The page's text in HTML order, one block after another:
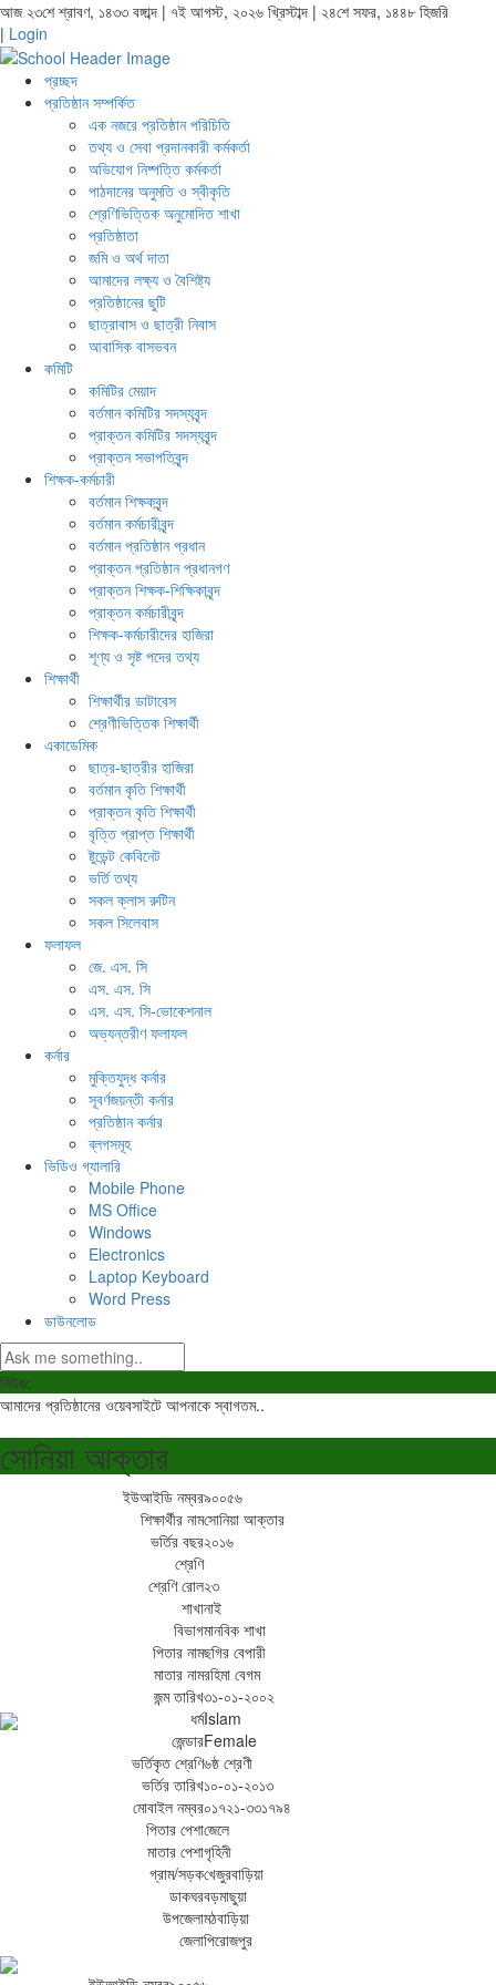
আজ ২৩শে শ্রাবণ, ১৪৩৩ বঙ্গাব্দ | ৭ই আগস্ট, ২০২৬ খ্রিস্টাব্দ | ২৪শে সফর, ১৪৪৮ হিজরি
| Login
প্রচ্ছদ
প্রতিষ্ঠান সম্পর্কিত
এক নজরে প্রতিষ্ঠান পরিচিতি
তথ্য ও সেবা প্রদানকারী কর্মকর্তা
অভিযোগ নিষ্পত্তি কর্মকর্তা
পাঠদানের অনুমতি ও স্বীকৃতি
শ্রেণিভিত্তিক অনুমোদিত শাখা
প্রতিষ্ঠাতা
জমি ও অর্থ দাতা
আমাদের লক্ষ্য ও বৈশিষ্ট্য
প্রতিষ্ঠানের ছুটি
ছাত্রাবাস ও ছাত্রী নিবাস
আবাসিক বাসভবন
কমিটি
কমিটির মেয়াদ
বর্তমান কমিটির সদস্যবৃন্দ
প্রাক্তন কমিটির সদস্যবৃন্দ
প্রাক্তন সভাপতিবৃন্দ
শিক্ষক-কর্মচারী
বর্তমান শিক্ষকবৃন্দ
বর্তমান কর্মচারীবৃন্দ
বর্তমান প্রতিষ্ঠান প্রধান
প্রাক্তন প্রতিষ্ঠান প্রধানগণ
প্রাক্তন শিক্ষক-শিক্ষিকাবৃন্দ
প্রাক্তন কর্মচারীবৃন্দ
শিক্ষক-কর্মচারীদের হাজিরা
শূণ্য ও সৃষ্ট পদের তথ্য
শিক্ষার্থী
শিক্ষার্থীর ডাটাবেস
শ্রেণীভিত্তিক শিক্ষার্থী
একাডেমিক
ছাত্র-ছাত্রীর হাজিরা
বর্তমান কৃতি শিক্ষার্থী
প্রাক্তন কৃতি শিক্ষার্থী
বৃত্তি প্রাপ্ত শিক্ষার্থী
ষ্টুডেন্ট কেবিনেট
ভর্তি তথ্য
সকল ক্লাস রুটিন
সকল সিলেবাস
ফলাফল
জে. এস. সি
এস. এস. সি
এস. এস. সি-ভোকেশনাল
অভ্যন্তরীণ ফলাফল
কর্নার
মুক্তিযুদ্ধ কর্নার
সূবর্ণজয়ন্তী কর্নার
প্রতিষ্ঠান কর্নার
ব্লগসমূহ
ভিডিও গ্যালারি
Mobile Phone
MS Office
Windows
Electronics
Laptop Keyboard
Word Press
ডাউনলোড
নিউজ:
আমাদের প্রতিষ্ঠানের ওয়েবসাইটে আপনাকে স্বাগতম..
সোনিয়া আক্তার
ইউআইডি নম্বর৯০০৫৬
শিক্ষার্থীর নামসোনিয়া আক্তার
ভর্তির বছর২০১৬
শ্রেণি
শ্রেণি রোল২৩
শাখানাই
বিভাগমানবিক শাখা
পিতার নামছগির বেপারী
মাতার নামরহিমা বেগম
জন্ম তারিখ৩১-০১-২০০২
ধর্মIslam
জেন্ডারFemale
ভর্তিকৃত শ্রেণি৬ষ্ঠ শ্রেণী
ভর্তির তারিখ১০-০১-২০১৩
মোবাইল নম্বর০১৭২১-৩৩১৭৯৪
পিতার পেশাজেলে
মাতার পেশাগৃহিনী
গ্রাম/সড়কখেজুরবাড়িয়া
ডাকঘরবড়মাছুয়া
উপজেলামঠবাড়িয়া
জেলাপিরোজপুর